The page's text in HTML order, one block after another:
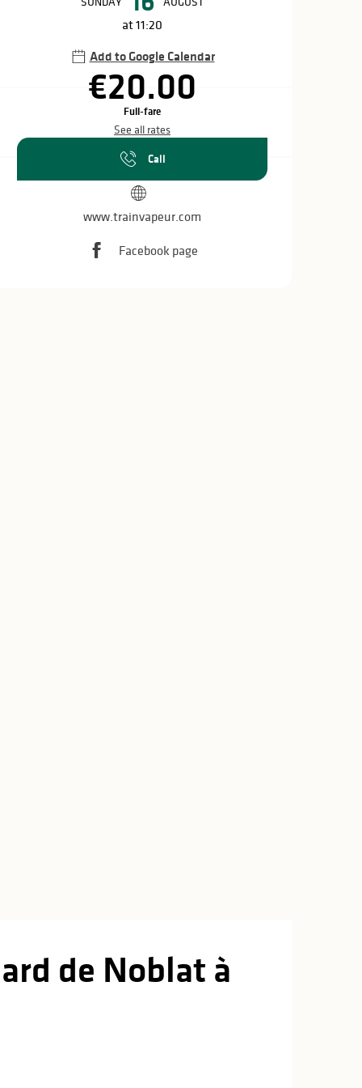
at 11:20
Add to Google Calendar
€20.00
Full-fare
See all rates
Call
www.trainvapeur.com
Facebook page
de Noblat à